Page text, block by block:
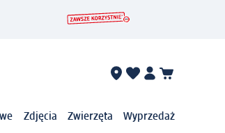
Zdjęcia Zwierzęta Wyprzedaż